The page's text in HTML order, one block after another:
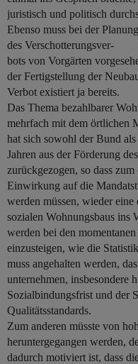
juristisch und politisch
Ebenso muss bei der
des Verschotterungsver-
bots von Vorgärten
der Fertigstellung der
Verbot existiert ja bereits.
Das Thema bezahlbarer
mehrfach mit dem örtlichen
hat sich sowohl der Bund
Jahren aus der Förderung
zurückgezogen, so dass
Einwirkung auf die
werden müssen, wieder
sozialen Wohnungsbaus ins
werden bei den
einzusteigen, wie die
muss angehalten werden,
unternehmen, insbesondere
Sozialbindungsfrist und der
Qualitätsstandards.
Zum anderen müsste von
heruntergegangen werden,
dadurch motiviert ist, dass